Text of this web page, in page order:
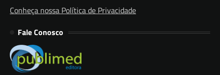
Conheça nossa Política de Privacidade
Fale Conosco